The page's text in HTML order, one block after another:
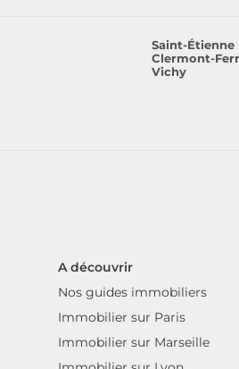
Saint-Étienne
Clermont-
Vichy
A découvrir
Nos guides immobiliers
Immobilier sur Paris
Immobilier sur Marseille